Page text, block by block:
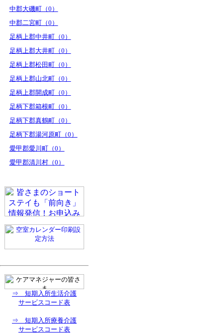
中郡大磯町（0）
中郡二宮町（0）
足柄上郡中井町（0）
足柄上郡大井町（0）
足柄上郡松田町（0）
足柄上郡山北町（0）
足柄上郡開成町（0）
足柄下郡箱根町（0）
足柄下郡真鶴町（0）
足柄下郡湯河原町（0）
愛甲郡愛川町（0）
愛甲郡清川村（0）
⇒ 短期入所生活介護
サービスコード表
⇒ 短期入所療養介護
サービスコード表